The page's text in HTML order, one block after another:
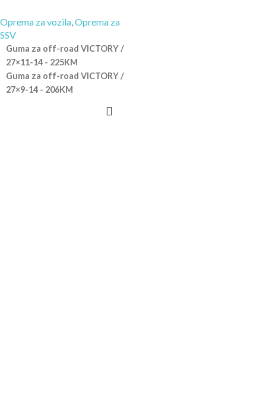
Oprema za vozila,Oprema za
SSV
Guma za off-road VICTORY /
27×11-14 - 225KM
Guma za off-road VICTORY /
27×9-14 - 206KM